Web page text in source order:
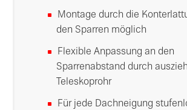
Montage durch die
den Sparren möglich
Flexible Anpassung an den
Sparrenabstand durch
Teleskoprohr
Für jede Dachneigung